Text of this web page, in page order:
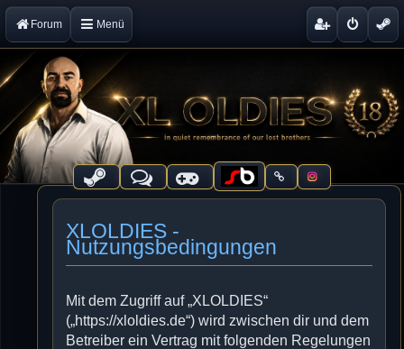
Forum Menü
XLOLDIES -
Nutzungsbedingungen
Mit dem Zugriff auf „XLOLDIES“
(„https://xloldies.de“) wird zwischen dir und dem
Betreiber ein Vertrag mit folgenden Regelungen